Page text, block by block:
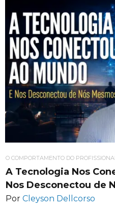
O COMPORTAMENTO DO
A Tecnologia Nos
Nos Desconectou de
Por Cleyson Dellcorso